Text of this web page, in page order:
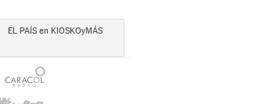
EL PAÍS en KIOSKOyMÁS